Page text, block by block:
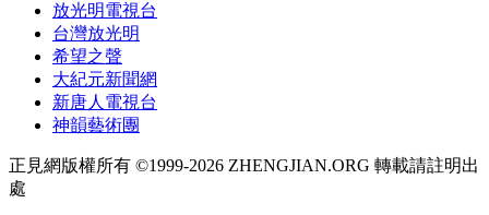
放光明電視台
台灣放光明
希望之聲
大紀元新聞網
新唐人電視台
神韻藝術團
正見網版權所有 ©1999-2026 ZHENGJIAN.ORG 轉載請註明出
處